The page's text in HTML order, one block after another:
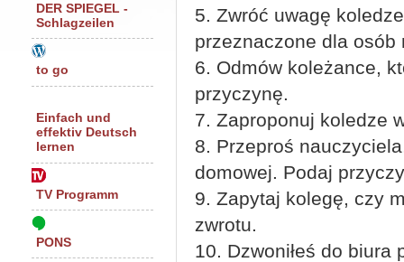
5. Zwróć uwagę
przeznaczone dla osób
6. Odmów koleżance,
przyczynę.
7. Zaproponuj koledze
8. Przeproś
domowej. Podaj
9. Zapytaj kolegę, czy
zwrotu.
10. Dzwoniłeś do
DER SPIEGEL -
Schlagzeilen
to go
Einfach und
effektiv Deutsch
lernen
TV Programm
PONS